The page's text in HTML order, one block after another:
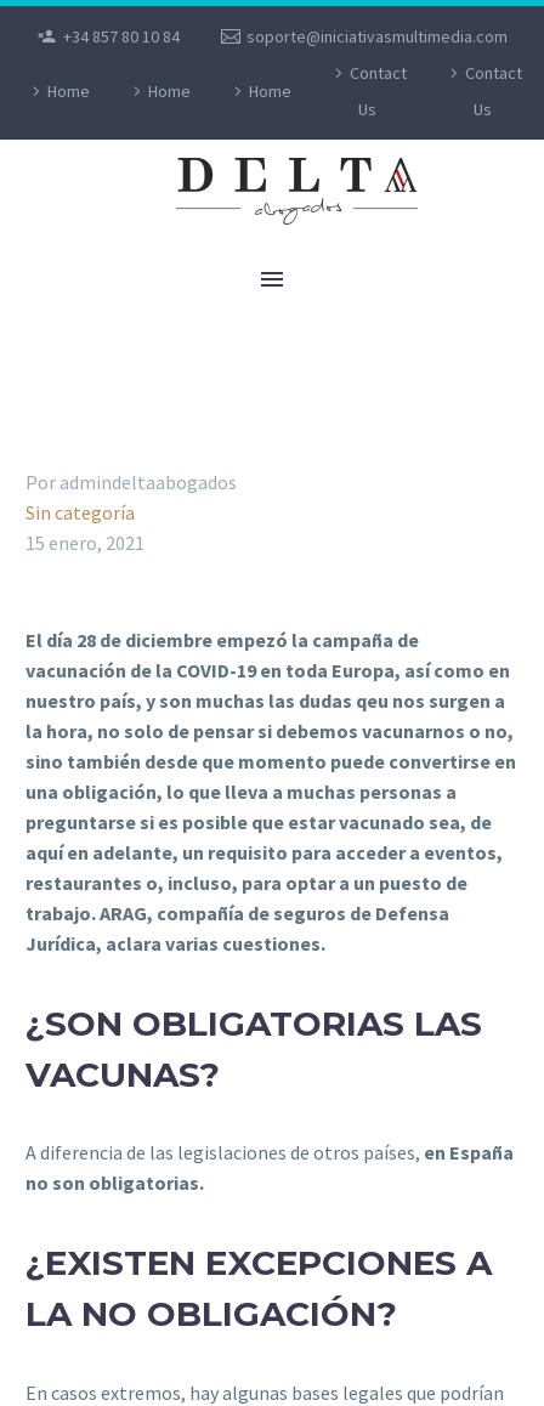
+34 857 80 10 84 soporte@iniciativasmultimedia.com
Home Home Home
Contact
Us
Contact
Us
¿PUEDER SER LA VACUNA CONTRA AL
CASOS?
Por admindeltaabogados
Sin categoría
15 enero, 2021
El día 28 de diciembre empezó la campaña de
vacunación de la COVID-19 en toda Europa, así como en
nuestro país, y son muchas las dudas qeu nos surgen a
la hora, no solo de pensar si debemos vacunarnos o no,
sino también desde que momento puede convertirse en
una obligación, lo que lleva a muchas personas a
preguntarse si es posible que estar vacunado sea, de
aquí en adelante, un requisito para acceder a eventos,
restaurantes o, incluso, para optar a un puesto de
trabajo. ARAG, compañía de seguros de Defensa
Jurídica, aclara varias cuestiones.
¿SON OBLIGATORIAS LAS
VACUNAS?
A diferencia de las legislaciones de otros países, en España
no son obligatorias.
¿EXISTEN EXCEPCIONES A
LA NO OBLIGACIÓN?
En casos extremos, hay algunas bases legales que podrían